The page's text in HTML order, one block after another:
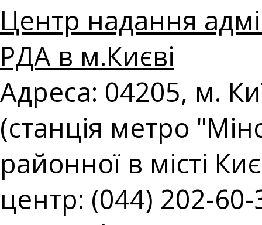
Центр надання
РДА в м.Києві
Адреса: 04205, м.
(станція метро
районної в місті
центр: (044) 202-